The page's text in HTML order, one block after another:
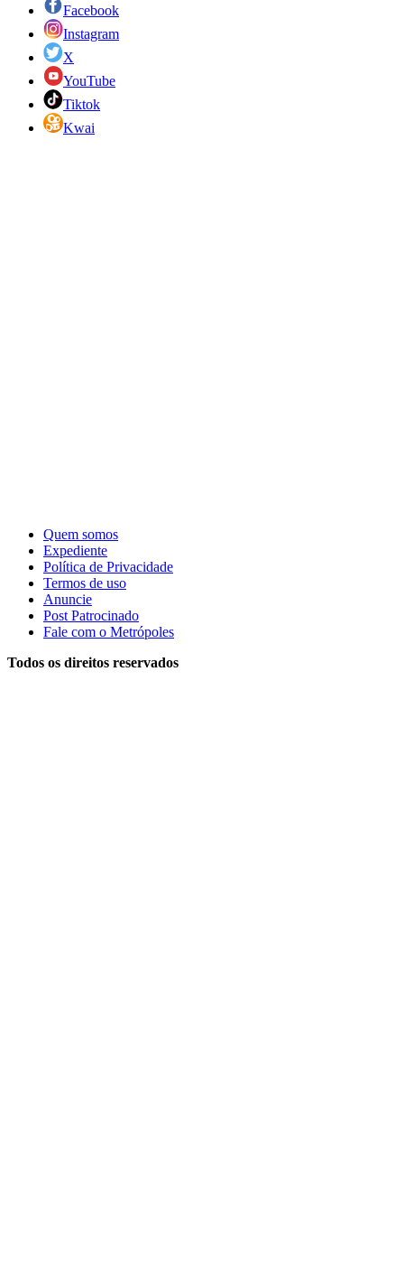
Facebook
Instagram
X
YouTube
Tiktok
Kwai
Quem somos
Expediente
Política de Privacidade
Termos de uso
Anuncie
Post Patrocinado
Fale com o Metrópoles
Todos os direitos reservados